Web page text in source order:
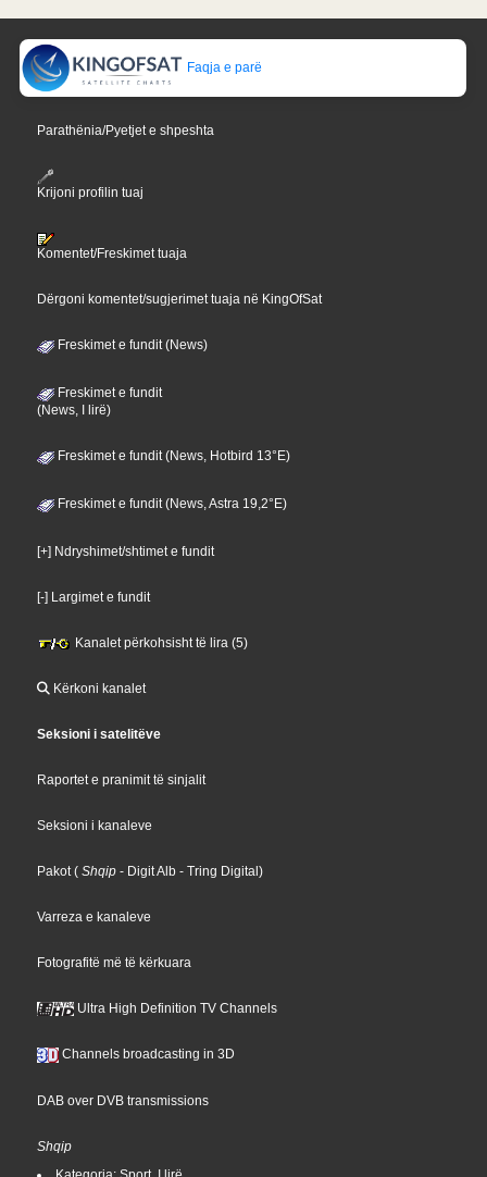
Faqja e parë
Parathënia/Pyetjet e shpeshta
Krijoni profilin tuaj
Komentet/Freskimet tuaja
Dërgoni komentet/sugjerimet tuaja në KingOfSat
Freskimet e fundit (News)
Freskimet e fundit
(News, I lirë)
Freskimet e fundit (News, Hotbird 13°E)
Freskimet e fundit (News, Astra 19,2°E)
[+] Ndryshimet/shtimet e fundit
[-] Largimet e fundit
Kanalet përkohsisht të lira (5)
Kërkoni kanalet
Seksioni i satelitëve
Raportet e pranimit të sinjalit
Seksioni i kanaleve
Pakot( Shqip - Digit Alb - Tring Digital)
Varreza e kanaleve
Fotografitë më të kërkuara
Ultra High Definition TV Channels
Channels broadcasting in 3D
DAB over DVB transmissions
Shqip